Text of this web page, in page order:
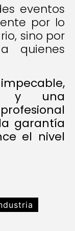
eventos
por lo
sino por
quienes
y una
garantía
el nivel